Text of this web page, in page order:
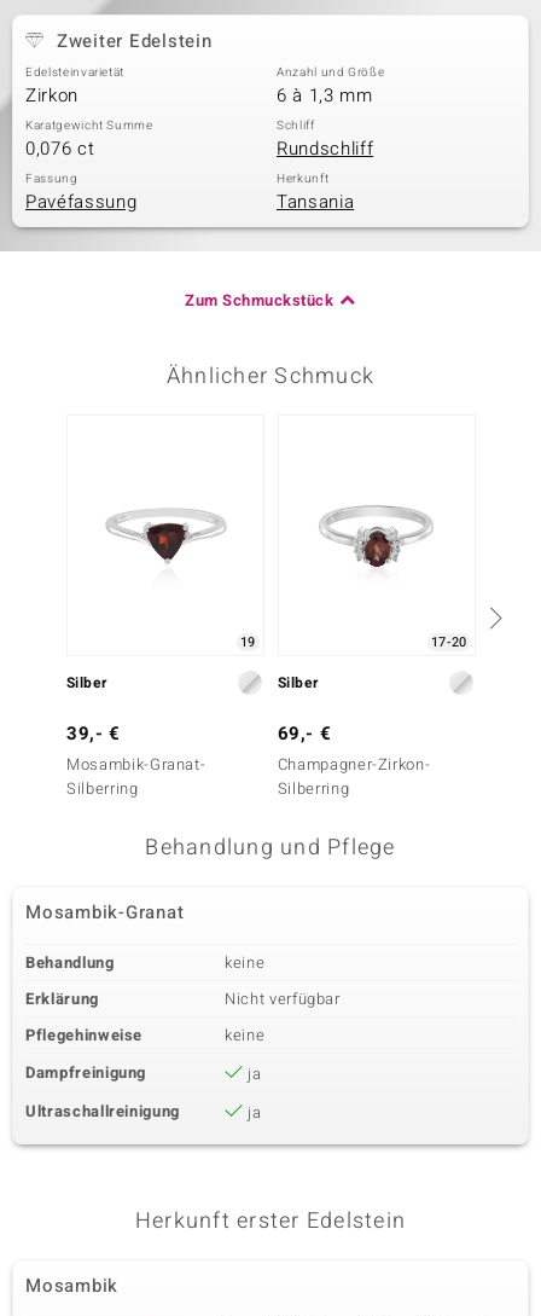
Zweiter Edelstein
Edelsteinvarietät
Zirkon
Anzahl und Größe
6 à 1,3 mm
Karatgewicht Summe
0,076 ct
Schliff
Rundschliff
Fassung
Pavéfassung
Herkunft
Tansania
Zum Schmuckstück
Ähnlicher Schmuck
19
Silber
39,- €
Mosambik-Granat-
Silberring
17-20
Silber
69,- €
Champagner-Zirkon-
Silberring
Behandlung und Pflege
Mosambik-Granat
Behandlung
keine
Erklärung
Nicht verfügbar
Pflegehinweise
keine
Dampfreinigung
ja
Ultraschallreinigung
ja
Herkunft erster Edelstein
Mosambik